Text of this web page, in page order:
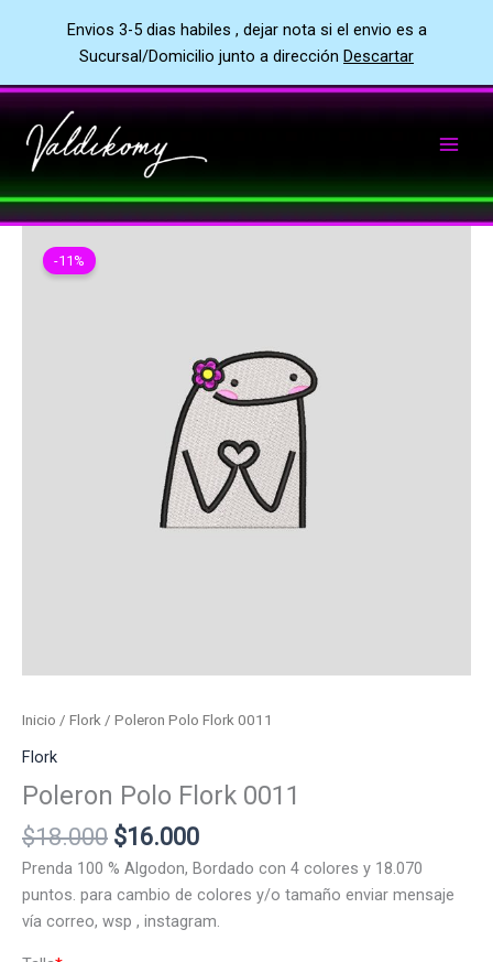
Envios 3-5 dias habiles , dejar nota si el envio es a
Sucursal/Domicilio junto a dirección Descartar
al
contenido
-11%
Inicio / Flork / Poleron Polo Flork 0011
Flork
Poleron Polo Flork 0011
$18.000 El
precio
original
era:
$16.000El
precio
actual
es:
Prenda 100 % Algodon, Bordado con 4 colores y 18.070
puntos. para cambio de colores y/o tamaño enviar mensaje
vía correo, wsp , instagram.